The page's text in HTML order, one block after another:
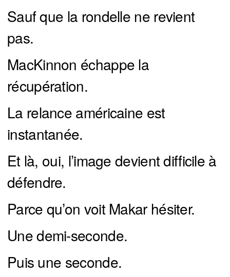
Sauf que la rondelle ne revient
pas.
MacKinnon échappe la
récupération.
La relance américaine est
instantanée.
Et là, oui, l’image devient difficile à
défendre.
Parce qu’on voit Makar hésiter.
Une demi-seconde.
Puis une seconde.